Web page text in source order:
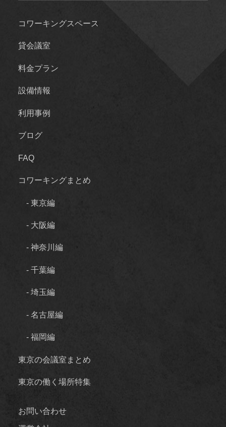
コワーキングスペース
貸会議室
料金プラン
設備情報
利用事例
ブログ
FAQ
コワーキングまとめ
- 東京編
- 大阪編
- 神奈川編
- 千葉編
- 埼玉編
- 名古屋編
- 福岡編
東京の会議室まとめ
東京の働く場所特集
お問い合わせ